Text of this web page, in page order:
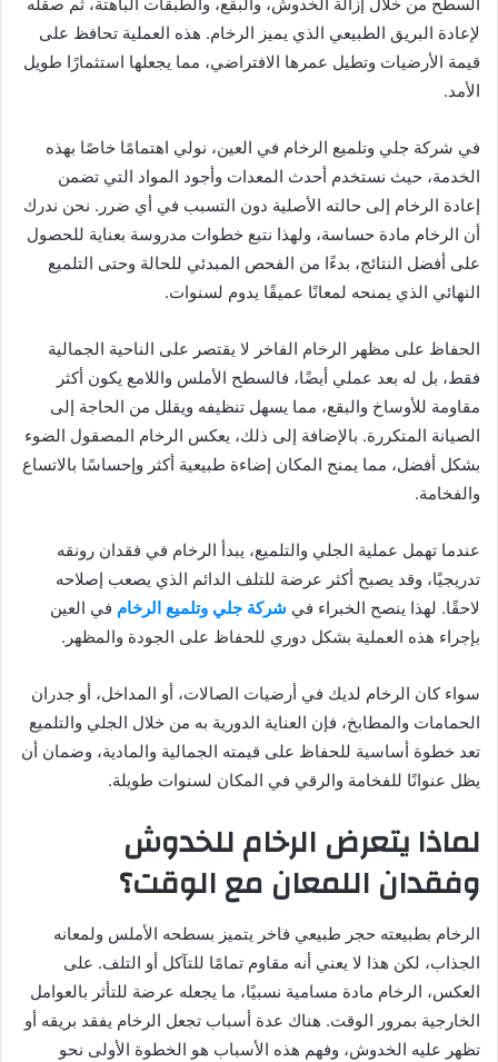
لإعادة البريق الطبيعي الذي يميز الرخام. هذه العملية تحافظ على
قيمة الأرضيات وتطيل عمرها الافتراضي، مما يجعلها استثمارًا طويل
الأمد.
في شركة جلي وتلميع الرخام في العين، نولي اهتمامًا خاصًا بهذه
الخدمة، حيث نستخدم أحدث المعدات وأجود المواد التي تضمن
إعادة الرخام إلى حالته الأصلية دون التسبب في أي ضرر. نحن ندرك
أن الرخام مادة حساسة، ولهذا نتبع خطوات مدروسة بعناية للحصول
على أفضل النتائج، بدءًا من الفحص المبدئي للحالة وحتى التلميع
النهائي الذي يمنحه لمعانًا عميقًا يدوم لسنوات.
الحفاظ على مظهر الرخام الفاخر لا يقتصر على الناحية الجمالية
فقط، بل له بعد عملي أيضًا، فالسطح الأملس واللامع يكون أكثر
مقاومة للأوساخ والبقع، مما يسهل تنظيفه ويقلل من الحاجة إلى
الصيانة المتكررة. بالإضافة إلى ذلك، يعكس الرخام المصقول الضوء
بشكل أفضل، مما يمنح المكان إضاءة طبيعية أكثر وإحساسًا بالاتساع
والفخامة.
عندما تهمل عملية الجلي والتلميع، يبدأ الرخام في فقدان رونقه
تدريجيًا، وقد يصبح أكثر عرضة للتلف الدائم الذي يصعب إصلاحه
لاحقًا. لهذا ينصح الخبراء في شركة جلي وتلميع الرخام في العين
بإجراء هذه العملية بشكل دوري للحفاظ على الجودة والمظهر.
سواء كان الرخام لديك في أرضيات الصالات، أو المداخل، أو جدران
الحمامات والمطابخ، فإن العناية الدورية به من خلال الجلي والتلميع
تعد خطوة أساسية للحفاظ على قيمته الجمالية والمادية، وضمان أن
يظل عنوانًا للفخامة والرقي في المكان لسنوات طويلة.
لماذا يتعرض الرخام للخدوش
وفقدان اللمعان مع الوقت؟
الرخام بطبيعته حجر طبيعي فاخر يتميز بسطحه الأملس ولمعانه
الجذاب، لكن هذا لا يعني أنه مقاوم تمامًا للتآكل أو التلف. على
العكس، الرخام مادة مسامية نسبيًا، ما يجعله عرضة للتأثر بالعوامل
الخارجية بمرور الوقت. هناك عدة أسباب تجعل الرخام يفقد بريقه أو
تظهر عليه الخدوش، وفهم هذه الأسباب هو الخطوة الأولى نحو